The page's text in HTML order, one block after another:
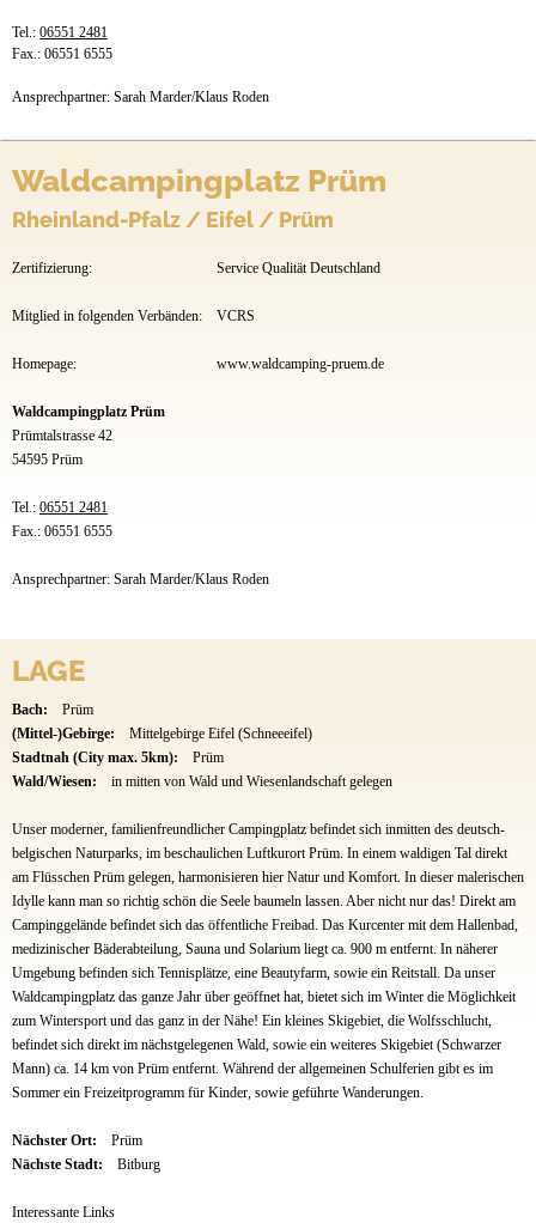
Tel.: 06551 2481
Fax.: 06551 6555
Ansprechpartner: Sarah Marder/Klaus Roden
Waldcampingplatz Prüm
Rheinland-Pfalz / Eifel / Prüm
Zertifizierung: Service Qualität Deutschland
Mitglied in folgenden Verbänden: VCRS
Homepage: www.waldcamping-pruem.de
Waldcampingplatz Prüm
Prümtalstrasse 42
54595 Prüm
Tel.: 06551 2481
Fax.: 06551 6555
Ansprechpartner: Sarah Marder/Klaus Roden
LAGE
Bach:
Prüm
(Mittel-)Gebirge:
Mittelgebirge Eifel (Schneeeifel)
Stadtnah (City max. 5km):
Prüm
Wald/Wiesen:
in mitten von Wald und Wiesenlandschaft gelegen
Unser moderner, familienfreundlicher Campingplatz befindet sich inmitten des deutsch-
belgischen Naturparks, im beschaulichen Luftkurort Prüm. In einem waldigen Tal direkt
am Flüsschen Prüm gelegen, harmonisieren hier Natur und Komfort. In dieser malerischen
Idylle kann man so richtig schön die Seele baumeln lassen. Aber nicht nur das! Direkt am
Campinggelände befindet sich das öffentliche Freibad. Das Kurcenter mit dem Hallenbad,
medizinischer Bäderabteilung, Sauna und Solarium liegt ca. 900 m entfernt. In näherer
Umgebung befinden sich Tennisplätze, eine Beautyfarm, sowie ein Reitstall. Da unser
Waldcampingplatz das ganze Jahr über geöffnet hat, bietet sich im Winter die Möglichkeit
zum Wintersport und das ganz in der Nähe! Ein kleines Skigebiet, die Wolfsschlucht,
befindet sich direkt im nächstgelegenen Wald, sowie ein weiteres Skigebiet (Schwarzer
Mann) ca. 14 km von Prüm entfernt. Während der allgemeinen Schulferien gibt es im
Sommer ein Freizeitprogramm für Kinder, sowie geführte Wanderungen.
Nächster Ort:
Prüm
Nächste Stadt:
Bitburg
Interessante Links